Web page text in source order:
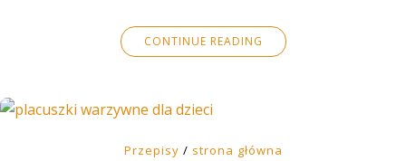
CONTINUE READING
Przepisy / strona główna